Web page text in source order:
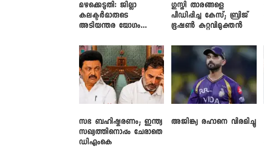
മഴക്കെടുതി: ജില്ലാ
കലക്ടർമാരുടെ
അടിയന്തര യോഗം
​ഗുസ്തി താരങ്ങളെ
പീഡിപ്പിച്ച കേസ്; ബ്രിജ്
ഭൂഷൺ കുറ്റവിമുക്തൻ
സഭ ബഹിഷ്കരണം; ഇന്ത്യ
സഖ്യത്തിനൊപ്പം ചേരാതെ
ഡിഎംകെ
അജിങ്ക്യ രഹാനെ വിരമിച്ചു